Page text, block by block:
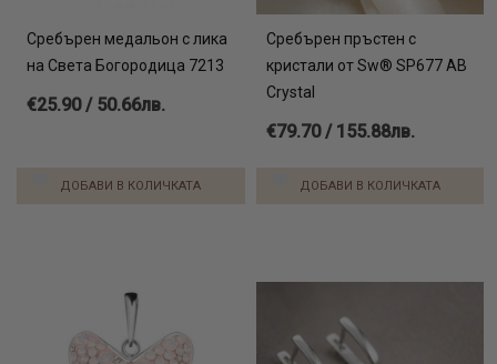
Сребърен медальон с лика
на Света Богородица 7213
€25.90 / 50.66лв.
ДОБАВИ В КОЛИЧКАТА
Сребърен пръстен с
кристали от Sw® SP677 AB
Crystal
€79.70 / 155.88лв.
ДОБАВИ В КОЛИЧКАТА